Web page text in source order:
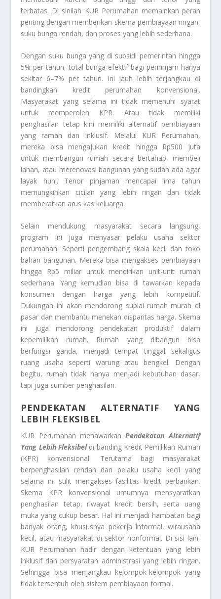
terbatas. Di sinilah KUR Perumahan memainkan peran
penting dengan memberikan skema pembiayaan ringan,
suku bunga rendah, dan proses yang lebih sederhana.
Dengan suku bunga yang di subsidi pemerintah hingga
5% per tahun, total bunga efektif bagi peminjam hanya
sekitar 6–7% per tahun. Ini jauh lebih terjangkau di
bandingkan kredit perumahan konvensional.
Masyarakat yang selama ini tidak memenuhi syarat
untuk memperoleh KPR. Atau tidak memiliki
penghasilan tetap kini memiliki alternatif pembiayaan
yang ramah dan inklusif. Melalui KUR Perumahan,
mereka bisa mengajukan kredit hingga Rp500 juta
untuk membangun rumah secara bertahap, membeli
lahan, atau merenovasi bangunan yang sudah ada agar
layak huni. Tenor pinjaman mencapai lima tahun
memungkinkan cicilan yang lebih ringan dan tidak
memberatkan arus kas keluarga.
Selain mendukung masyarakat secara langsung,
program ini juga menyasar pelaku usaha sektor
perumahan. Seperti pengembang skala kecil dan toko
bahan bangunan. Mereka bisa mengakses pembiayaan
hingga Rp5 miliar untuk mendirikan unit-unit rumah
sederhana. Yang kemudian bisa di tawarkan kepada
konsumen dengan harga yang lebih kompetitif.
Dukungan ini akan mendorong suplai rumah murah di
pasar dan membantu menekan disparitas harga. Skema
ini juga mendorong pendekatan produktif dalam
kepemilikan rumah. Rumah yang dibangun bisa
berfungsi ganda, menjadi tempat tinggal sekaligus
ruang usaha seperti warung atau bengkel. Dengan
begitu, rumah tidak hanya menjadi kebutuhan dasar,
tapi juga sumber penghasilan.
PENDEKATAN ALTERNATIF YANG
LEBIH FLEKSIBEL
KUR Perumahan menawarkanPendekatan Alternatif
Yang Lebih Fleksibeldi banding Kredit Pemilikan Rumah
(KPR) konvensional. Terutama bagi masyarakat
berpenghasilan rendah dan pelaku usaha kecil yang
selama ini sulit mengakses fasilitas kredit perbankan.
Skema KPR konvensional umumnya mensyaratkan
penghasilan tetap, riwayat kredit bersih, serta uang
muka yang cukup besar. Hal ini menjadi hambatan bagi
banyak orang, khususnya pekerja informal, wirausaha
kecil, atau masyarakat di sektor nonformal. Di sisi lain,
KUR Perumahan hadir dengan ketentuan yang lebih
inklusif dan persyaratan administrasi yang lebih ringan.
Sehingga bisa menjangkau kelompok-kelompok yang
tidak tersentuh oleh sistem pembiayaan formal.